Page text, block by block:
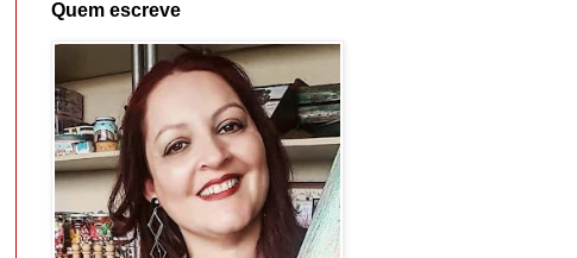
Quem escreve